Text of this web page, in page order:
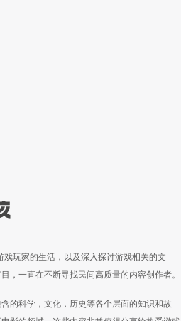
玩家的生活，以及深入探讨游戏相关的文
，一直在不断寻找民间高质量的内容创作者。
的科学，文化，历史等各个层面的知识和故